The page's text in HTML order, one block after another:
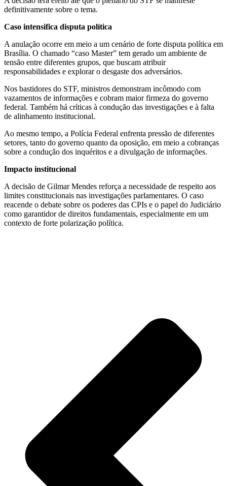
definitivamente sobre o tema.
Caso intensifica disputa política
A anulação ocorre em meio a um cenário de forte disputa política em
Brasília. O chamado “caso Master” tem gerado um ambiente de
tensão entre diferentes grupos, que buscam atribuir
responsabilidades e explorar o desgaste dos adversários.
Nos bastidores do STF, ministros demonstram incômodo com
vazamentos de informações e cobram maior firmeza do governo
federal. Também há críticas à condução das investigações e à falta
de alinhamento institucional.
Ao mesmo tempo, a Polícia Federal enfrenta pressão de diferentes
setores, tanto do governo quanto da oposição, em meio a cobranças
sobre a condução dos inquéritos e a divulgação de informações.
Impacto institucional
A decisão de Gilmar Mendes reforça a necessidade de respeito aos
limites constitucionais nas investigações parlamentares. O caso
reacende o debate sobre os poderes das CPIs e o papel do Judiciário
como garantidor de direitos fundamentais, especialmente em um
contexto de forte polarização política.